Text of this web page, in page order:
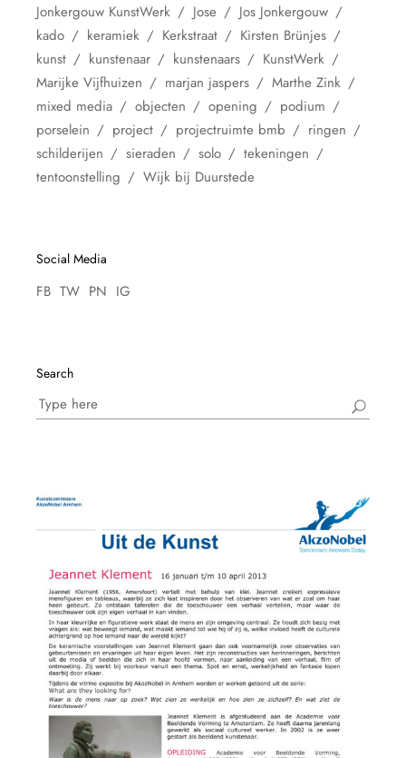
Jonkergouw KunstWerk
Jose
Jos Jonkergouw
kado
keramiek Kerkstraat
Kirsten Brünjes
kunst
kunstenaar kunstenaars
KunstWerk
Marijke Vijfhuizen
marjan jaspers
Marthe Zink
mixed media
objecten opening
podium
porselein
project projectruimte bmb
ringen
schilderijen
sieraden solo
tekeningen
tentoonstelling
Wijk bij Duurstede
Social Media
FB TW PN IG
Search
Search
for: